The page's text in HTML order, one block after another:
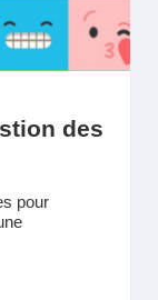
des
pour